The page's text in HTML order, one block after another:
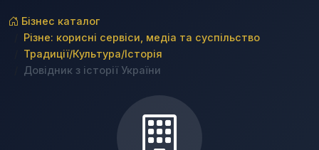
Бізнес каталог
Різне: корисні сервіси, медіа та суспільство
Традиції/Культура/Історія
Довідник з історії України